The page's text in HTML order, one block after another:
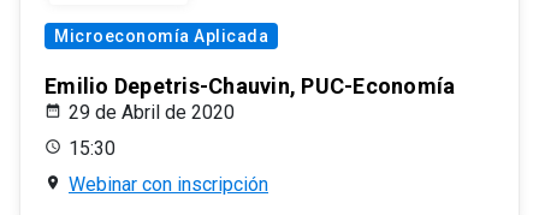
Microeconomía Aplicada
Emilio Depetris-Chauvin, PUC-Economía
29 de Abril de 2020
15:30
Webinar con inscripción